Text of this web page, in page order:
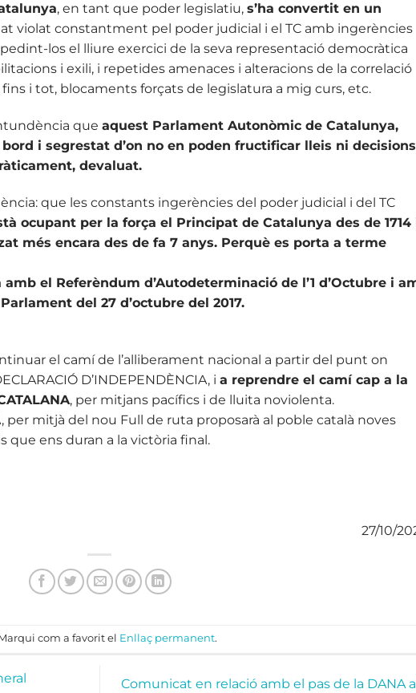
, en tant que poder legislatiu, s’ha convertit en un
violat constantment pel poder judicial i el TC amb ingerències
los el lliure exercici de la seva representació democràtica
i exili, i repetides amenaces i alteracions de la correlació
i tot, blocaments forçats de legislatura a mig curs, etc.
que aquest Parlament Autonòmic de Catalunya,
i segrestat d’on no en poden fructificar lleis ni decisions
devaluat.
que les constants ingerències del poder judicial i del TC
ocupant per la força el Principat de Catalunya des de 1714
més encara des de fa 7 anys. Perquè es porta a terme
el Referèndum d’Autodeterminació de l’1 d’Octubre i
del 27 d’octubre del 2017.
el camí de l’alliberament nacional a partir del punt on
D’INDEPENDÈNCIA, i a reprendre el camí cap a la
, per mitjans pacífics i de lluita noviolenta.
per mitjà del nou Full de ruta proposarà al poble català noves
que ens duran a la victòria final.
27/10/
com a favorit el Enllaç permanent.
Comunicat en relació amb el pas de la DANA